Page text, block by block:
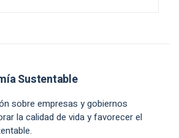
Sustentable
sobre empresas y gobiernos
la calidad de vida y favorecer el